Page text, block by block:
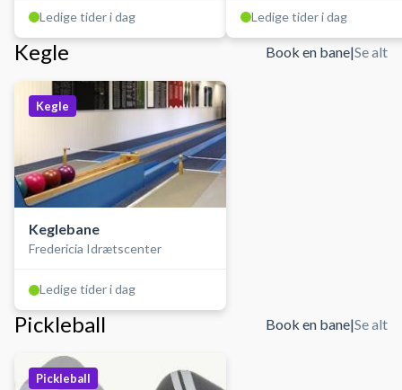
Ledige tider i dag Ledige tider i dag
Kegle Book en bane|Se alt
Kegle
Keglebane
Fredericia Idrætscenter
Ledige tider i dag
Pickleball Book en bane|Se alt
Pickleball